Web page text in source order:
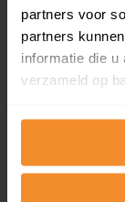
partners voor
partners
informatie die u
verzameld op
Stel
Gezin